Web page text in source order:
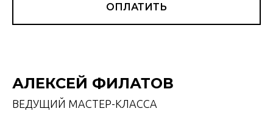
ОПЛАТИТЬ
АЛЕКСЕЙ ФИЛАТОВ
ВЕДУЩИЙ МАСТЕР-КЛАССА